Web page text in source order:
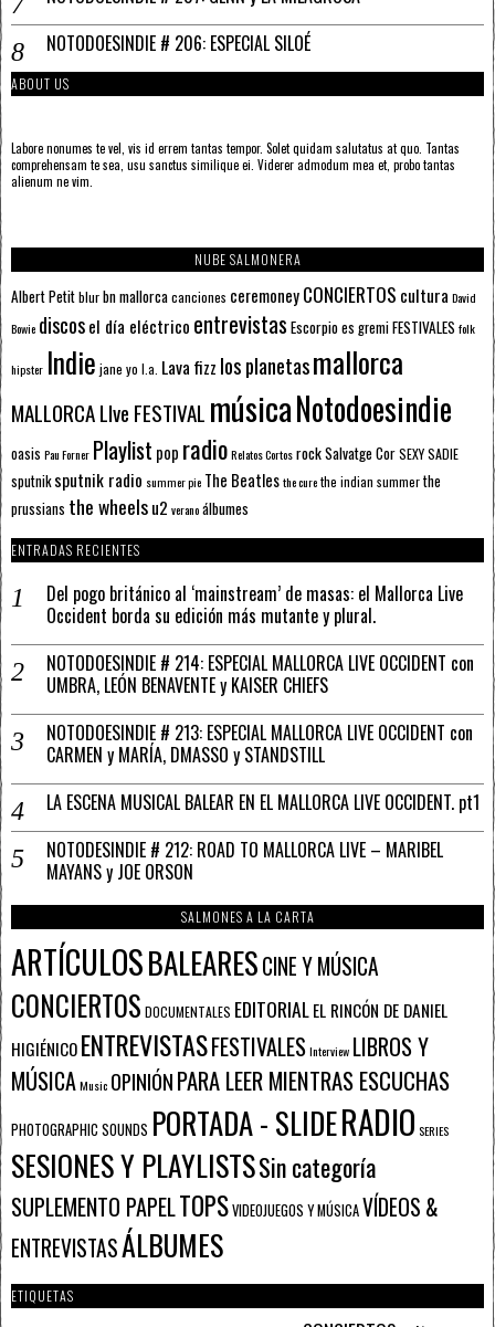
NOTODOESINDIE # 206: ESPECIAL SILOÉ
ABOUT US
Labore nonumes te vel, vis id errem tantas tempor. Solet quidam salutatus at quo. Tantas
comprehensam te sea, usu sanctus similique ei. Viderer admodum mea et, probo tantas
alienum ne vim.
NUBE SALMONERA
Albert Petitblurbn mallorcacanciones ceremoneyCONCIERTOS cultura David
Bowie discosel día eléctrico entrevistas Escorpioes gremiFESTIVALES folk
hipster Indie jane yo l.a. Lava fizz los planetasmallorca
MALLORCA LIve FESTIVAL músicaNotodoesindie
oasis Pau Forner Playlist pop radioRelatos CortosrockSalvatge CorSEXY SADIE
sputnik sputnik radio summer pie The Beatlesthe curethe indian summerthe
prussians the wheelsu2 veranoálbumes
ENTRADAS RECIENTES
Del pogo británico al ‘mainstream’ de masas: el Mallorca Live
Occident borda su edición más mutante y plural.
NOTODOESINDIE # 214: ESPECIAL MALLORCA LIVE OCCIDENT con
UMBRA, LEÓN BENAVENTE y KAISER CHIEFS
NOTODOESINDIE # 213: ESPECIAL MALLORCA LIVE OCCIDENT con
CARMEN y MARÍA, DMASSO y STANDSTILL
LA ESCENA MUSICAL BALEAR EN EL MALLORCA LIVE OCCIDENT. pt1
NOTODESINDIE # 212: ROAD TO MALLORCA LIVE – MARIBEL
MAYANS y JOE ORSON
SALMONES A LA CARTA
ARTÍCULOSBALEARESCINE Y MÚSICA
CONCIERTOS DOCUMENTALES EDITORIALEL RINCÓN DE DANIEL
HIGIÉNICOENTREVISTASFESTIVALESInterview LIBROS Y
MÚSICAMusic OPINIÓNPARA LEER MIENTRAS ESCUCHAS
PHOTOGRAPHIC SOUNDS PORTADA - SLIDERADIO SERIES
SESIONES Y PLAYLISTSSin categoría
SUPLEMENTO PAPELTOPSVIDEOJUEGOS Y MÚSICAVÍDEOS &
ENTREVISTASÁLBUMES
ETIQUETAS